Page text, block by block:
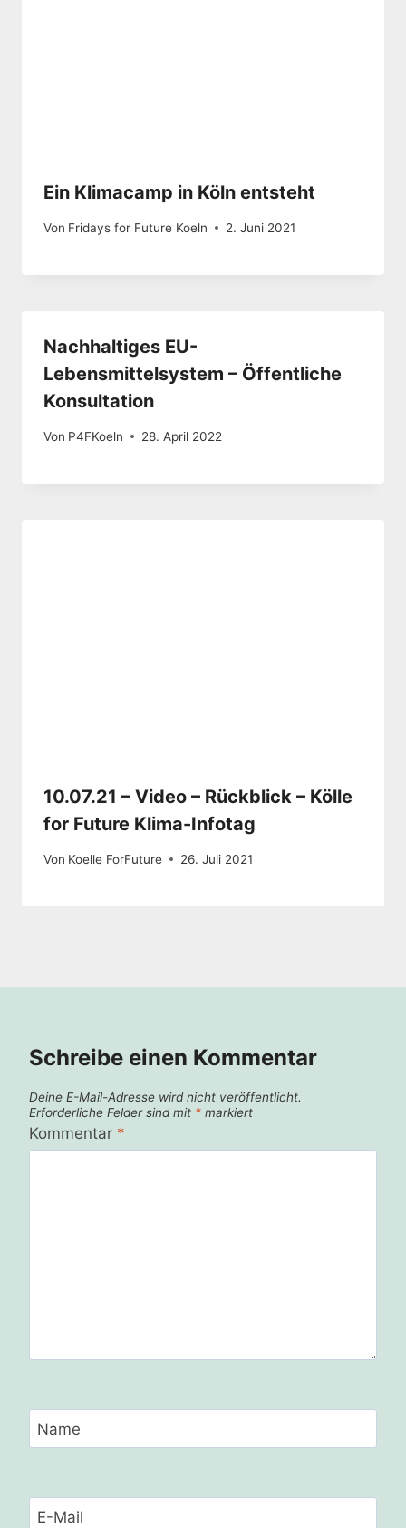
Ein Klimacamp in Köln entsteht
Von Fridays for Future Koeln 2. Juni 2021
Nachhaltiges EU-
Lebensmittelsystem – Öffentliche
Konsultation
Von P4FKoeln 28. April 2022
10.07.21 – Video – Rückblick – Kölle
for Future Klima-Infotag
Von Koelle ForFuture 26. Juli 2021
Schreibe einen Kommentar
Deine E-Mail-Adresse wird nicht veröffentlicht.
Erforderliche Felder sind mit * markiert
Kommentar *
Name
E-Mail